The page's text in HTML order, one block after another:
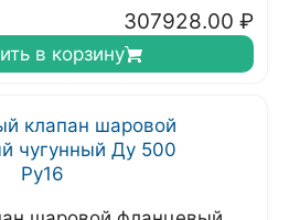
307928.00 ₽
в корзину